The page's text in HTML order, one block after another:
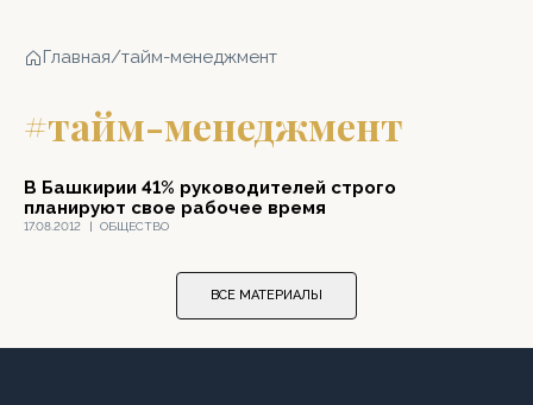
Главная/тайм-менеджмент
#тайм-менеджмент
17.08.2012 | ОБЩЕСТВО
В Башкирии 41% руководителей строго
планируют свое рабочее время
ВСЕ МАТЕРИАЛЫ